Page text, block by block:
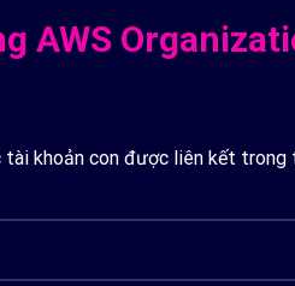
AWS
khoản con được liên kết trong